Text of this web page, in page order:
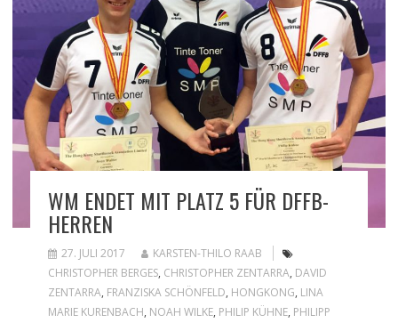
WM ENDET MIT PLATZ 5 FÜR DFFB-
HERREN
27. JULI 2017
KARSTEN-THILO RAAB
CHRISTOPHER BERGES, CHRISTOPHER ZENTARRA, DAVID
ZENTARRA, FRANZISKA SCHÖNFELD, HONGKONG, LINA
MARIE KURENBACH, NOAH WILKE, PHILIP KÜHNE, PHILIPP